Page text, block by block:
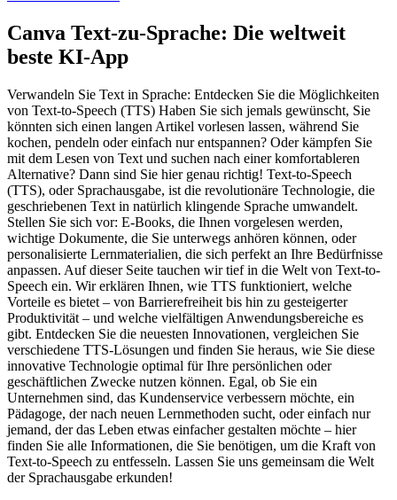
Canva Text-zu-Sprache: Die weltweit
beste KI-App
Verwandeln Sie Text in Sprache: Entdecken Sie die Möglichkeiten
von Text-to-Speech (TTS) Haben Sie sich jemals gewünscht, Sie
könnten sich einen langen Artikel vorlesen lassen, während Sie
kochen, pendeln oder einfach nur entspannen? Oder kämpfen Sie
mit dem Lesen von Text und suchen nach einer komfortableren
Alternative? Dann sind Sie hier genau richtig! Text-to-Speech
(TTS), oder Sprachausgabe, ist die revolutionäre Technologie, die
geschriebenen Text in natürlich klingende Sprache umwandelt.
Stellen Sie sich vor: E-Books, die Ihnen vorgelesen werden,
wichtige Dokumente, die Sie unterwegs anhören können, oder
personalisierte Lernmaterialien, die sich perfekt an Ihre Bedürfnisse
anpassen. Auf dieser Seite tauchen wir tief in die Welt von Text-to-
Speech ein. Wir erklären Ihnen, wie TTS funktioniert, welche
Vorteile es bietet – von Barrierefreiheit bis hin zu gesteigerter
Produktivität – und welche vielfältigen Anwendungsbereiche es
gibt. Entdecken Sie die neuesten Innovationen, vergleichen Sie
verschiedene TTS-Lösungen und finden Sie heraus, wie Sie diese
innovative Technologie optimal für Ihre persönlichen oder
geschäftlichen Zwecke nutzen können. Egal, ob Sie ein
Unternehmen sind, das Kundenservice verbessern möchte, ein
Pädagoge, der nach neuen Lernmethoden sucht, oder einfach nur
jemand, der das Leben etwas einfacher gestalten möchte – hier
finden Sie alle Informationen, die Sie benötigen, um die Kraft von
Text-to-Speech zu entfesseln. Lassen Sie uns gemeinsam die Welt
der Sprachausgabe erkunden!